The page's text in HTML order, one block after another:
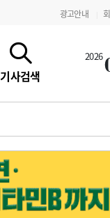
광고안내
기사검색
2026